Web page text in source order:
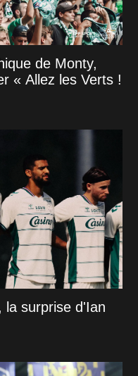
de Monty,
« Allez les Verts !
la surprise d'Ian